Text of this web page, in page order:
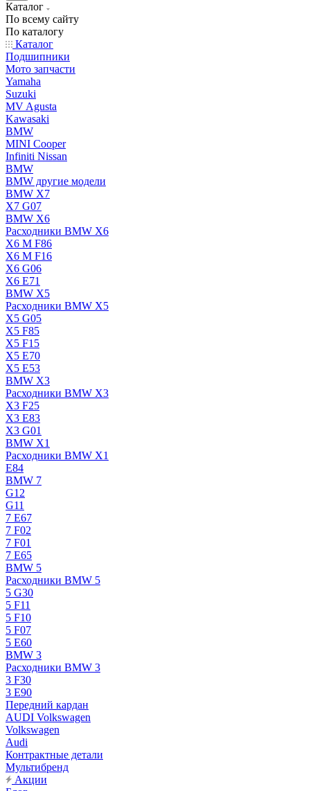
Каталог
По всему сайту
По каталогу
Каталог
Подшипники
Мото запчасти
Yamaha
Suzuki
MV Agusta
Kawasaki
BMW
MINI Cooper
Infiniti Nissan
BMW
BMW другие модели
BMW X7
X7 G07
BMW X6
Расходники BMW X6
X6 M F86
X6 M F16
X6 G06
X6 E71
BMW X5
Расходники BMW X5
X5 G05
X5 F85
X5 F15
X5 E70
X5 E53
BMW X3
Расходники BMW X3
X3 F25
X3 E83
X3 G01
BMW X1
Расходники BMW X1
E84
BMW 7
G12
G11
7 Е67
7 F02
7 F01
7 E65
BMW 5
Расходники BMW 5
5 G30
5 F11
5 F10
5 F07
5 E60
BMW 3
Расходники BMW 3
3 F30
3 E90
Передний кардан
AUDI Volkswagen
Volkswagen
Audi
Контрактные детали
Мультибренд
Акции